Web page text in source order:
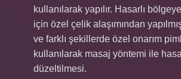
kullanılarak yapılır. Hasarlı
için özel çelik alaşımından
ve farklı şekillerde özel onarım
kullanılarak masaj yöntemi ile
düzeltilmesi.